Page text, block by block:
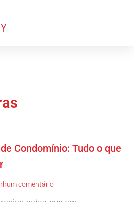
Condomínio: Tudo o que
comentário